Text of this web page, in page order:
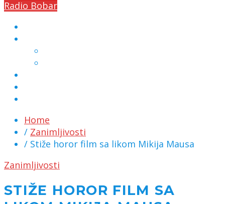
Radio Bobar
Home
/ Zanimljivosti
/ Stiže horor film sa likom Mikija Mausa
Zanimljivosti
STIŽE HOROR FILM SA